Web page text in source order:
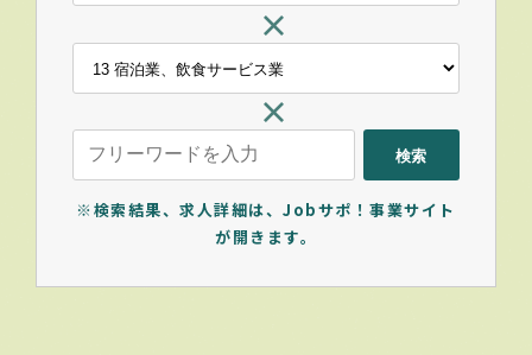
※検索結果、求人詳細は、Jobサポ！事業サイト
が開きます。